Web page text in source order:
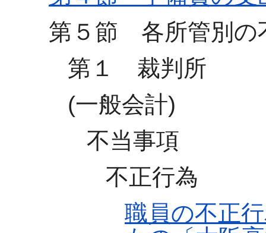
第５節 各所管別の
第１ 裁判所
(一般会計)
不当事項
不正行為
職員の不正